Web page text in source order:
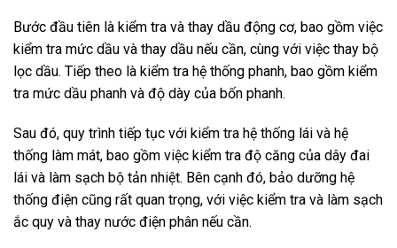
Bước đầu tiên là kiểm tra và thay dầu động cơ, bao gồm việc
kiểm tra mức dầu và thay dầu nếu cần, cùng với việc thay bộ
lọc dầu. Tiếp theo là kiểm tra hệ thống phanh, bao gồm kiểm
tra mức dầu phanh và độ dày của bốn phanh.
Sau đó, quy trình tiếp tục với kiểm tra hệ thống lái và hệ
thống làm mát, bao gồm việc kiểm tra độ căng của dây đai
lái và làm sạch bộ tản nhiệt. Bên cạnh đó, bảo dưỡng hệ
thống điện cũng rất quan trọng, với việc kiểm tra và làm sạch
ắc quy và thay nước điện phân nếu cần.